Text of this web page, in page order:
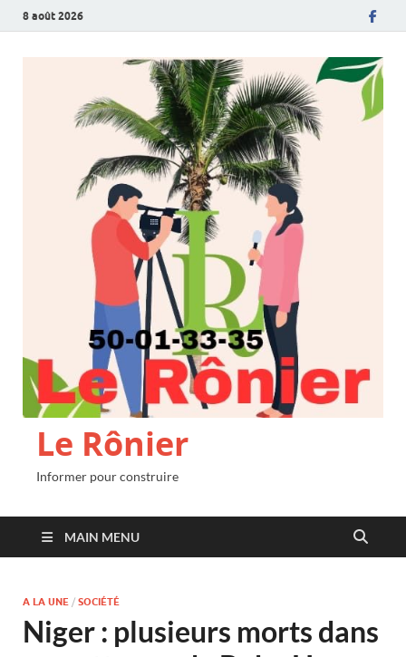
8 août 2026
Le Rônier
Informer pour construire
MAIN MENU
A LA UNE / SOCIÉTÉ
Niger : plusieurs morts dans